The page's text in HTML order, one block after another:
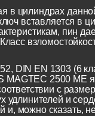
в цилиндрах
вставляется в
пин
DIN EN 1303 (6
MAGTEC 2500 ME
с
удлинителей и
можно сказать,